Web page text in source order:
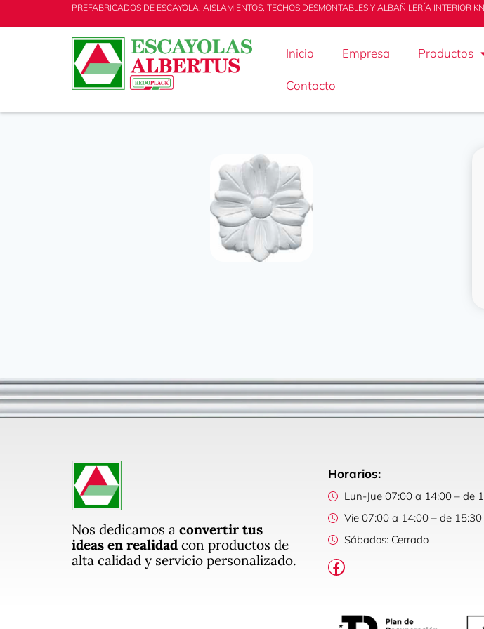
PREFABRICADOS DE ESCAYOLA, AISLAMIENTOS, TECHOS DESMONTABLES Y ALBAÑILERÍA INTERIOR
Inicio Empresa Productos
Contacto
Nos dedicamos a convertir tus
ideas en realidad con productos de
alta calidad y servicio personalizado.
Horarios:
Lun-Jue 07:00 a 14:00 – de
Vie 07:00 a 14:00 – de
Sábados: Cerrado